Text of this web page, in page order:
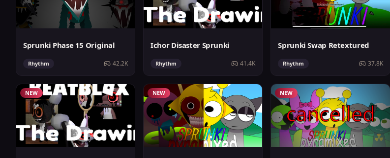
Sprunki Phase 15 Original
Rhythm 42.2K
Ichor Disaster Sprunki
Rhythm 41.4K
Sprunki Swap Retextured
Rhythm 37.8K
NEW NEW NEW